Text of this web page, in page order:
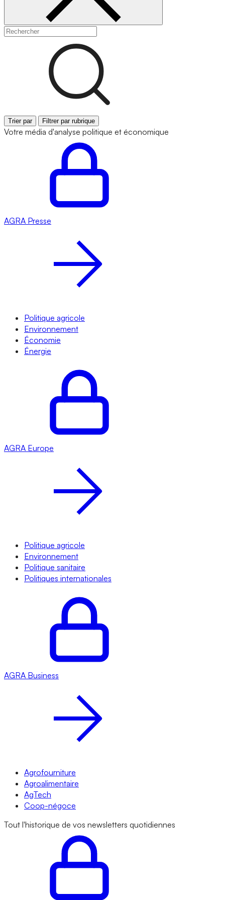
Trier par Filtrer par rubrique
Votre média d'analyse politique et économique
AGRA Presse
Politique agricole
Environnement
Économie
Énergie
AGRA Europe
Politique agricole
Environnement
Politique sanitaire
Politiques internationales
AGRA Business
Agrofourniture
Agroalimentaire
AgTech
Coop-négoce
Tout l'historique de vos newsletters quotidiennes